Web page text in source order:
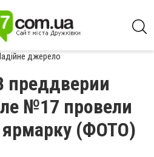
джерело
преддверии
№17 провели
(ФОТО)